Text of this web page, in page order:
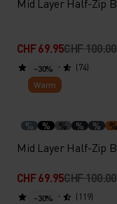
CHF 69.95CHF 100.00
(74)
-30%
Warm
% % % % % %
Mid Layer Half-Zip
CHF 69.95CHF 100.00
(119)
-30%